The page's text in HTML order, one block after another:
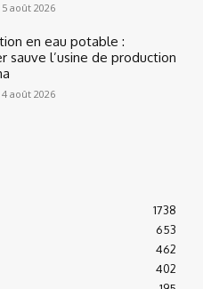
5 août 2026
en eau potable :
sauve l’usine de production
4 août 2026
1738
653
462
402